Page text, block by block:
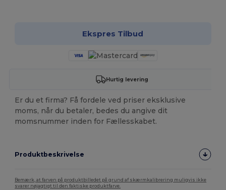
Ekspres Tilbud
Hurtig levering
Er du et firma? Få fordele ved priser eksklusive
moms, når du betaler, bedes du angive dit
momsnummer inden for Fællesskabet.
Produktbeskrivelse
Bemærk, at farven på produktbilledet på grund af skærmkalibrering muligvis ikke
svarer nøjagtigt til den faktiske produktfarve.